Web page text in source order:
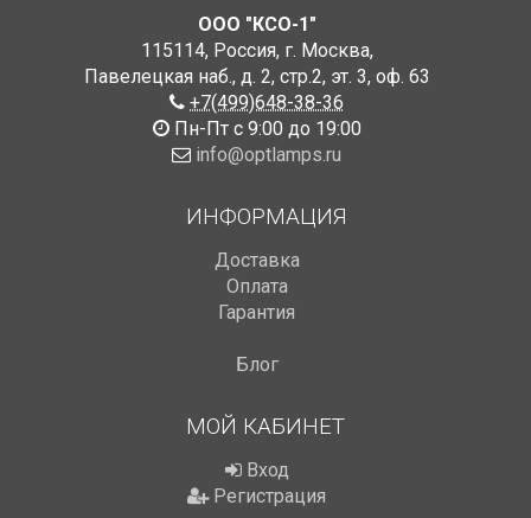
ООО "КСО-1"
115114, Россия, г. Москва,
Павелецкая наб., д. 2, стр.2, эт. 3, оф. 63
+7(499)648-38-36
Пн-Пт с 9:00 до 19:00
info@optlamps.ru
ИНФОРМАЦИЯ
Доставка
Оплата
Гарантия
Блог
МОЙ КАБИНЕТ
Вход
Регистрация